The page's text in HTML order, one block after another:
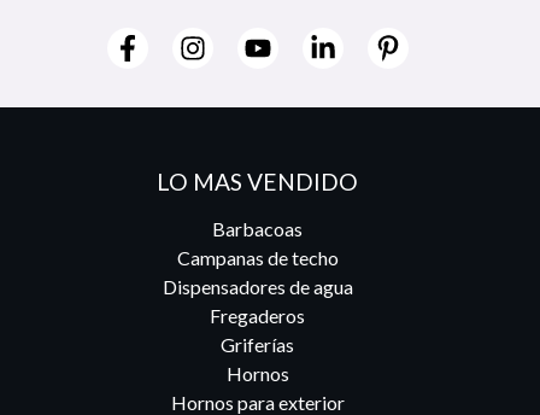
LO MAS VENDIDO
Barbacoas
Campanas de techo
Dispensadores de agua
Fregaderos
Griferías
Hornos
Hornos para exterior